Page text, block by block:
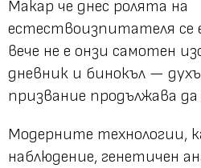
Макар че днес ролята на
естествоизпитателя се
вече не е онзи самотен
дневник и бинокъл —
призвание продължава да
Модерните технологии,
наблюдение, генетичен